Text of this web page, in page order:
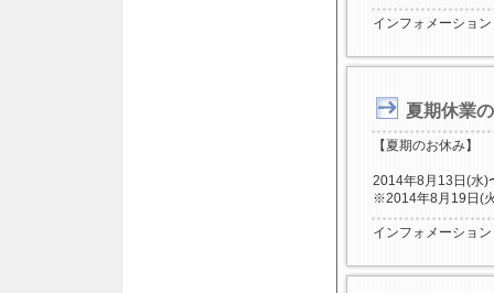
インフォメーション
夏期休業
【夏期のお休み】
2014年8月13日(水)
※2014年8月19日(
インフォメーション